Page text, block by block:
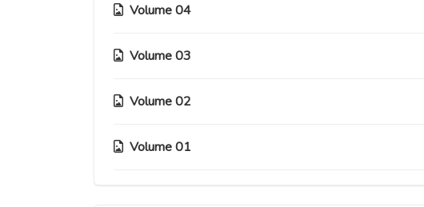
Capitolo 37
Capitolo 36
Capitolo 31
Capitolo 30
Capitolo 29
Volume 04
Capitolo 25
Capitolo 24
Capitolo 23
Volume 03
Capitolo 19
Capitolo 18
Volume 02
Capitolo 12
Volume 01